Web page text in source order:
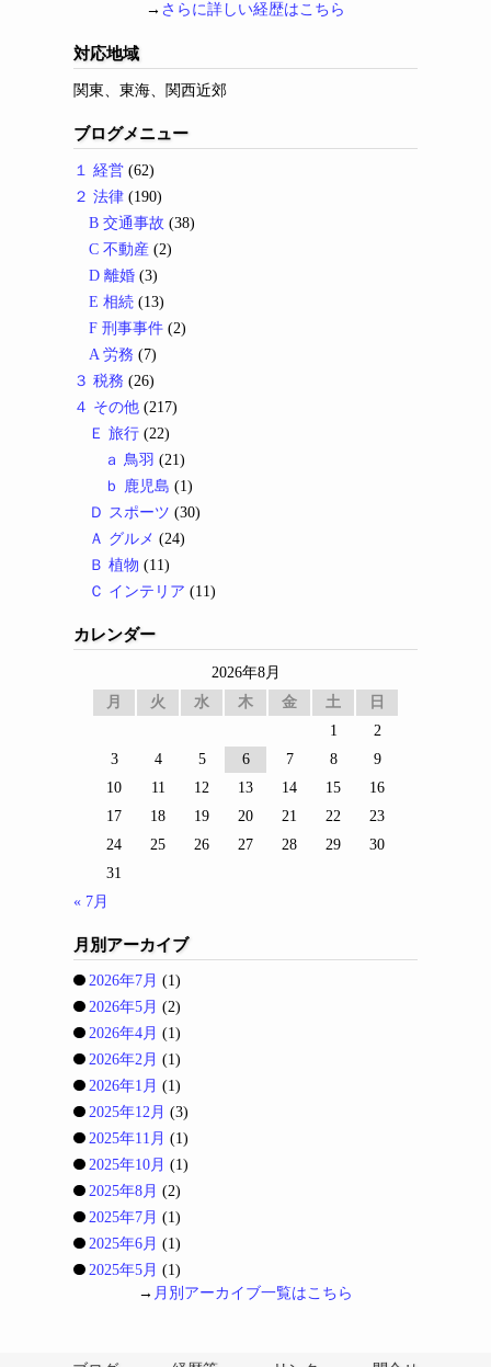
→ さらに詳しい経歴はこちら
対応地域
関東、東海、関西近郊
ブログメニュー
１ 経営 (62)
２ 法律 (190)
B 交通事故 (38)
C 不動産 (2)
D 離婚 (3)
E 相続 (13)
F 刑事事件 (2)
A 労務 (7)
３ 税務 (26)
４ その他 (217)
Ｅ 旅行 (22)
ａ 鳥羽 (21)
ｂ 鹿児島 (1)
Ｄ スポーツ (30)
Ａ グルメ (24)
Ｂ 植物 (11)
Ｃ インテリア (11)
カレンダー
2026年8月
月
火 水 木 金 土
日
1
2
3
4 5 6 7 8
9
10
11 12 13 14 15
16
17
18 19 20 21 22
23
24
25 26 27 28 29
30
31
« 7月
月別アーカイブ
2026年7月 (1)
2026年5月 (2)
2026年4月 (1)
2026年2月 (1)
2026年1月 (1)
2025年12月 (3)
2025年11月 (1)
2025年10月 (1)
2025年8月 (2)
2025年7月 (1)
2025年6月 (1)
2025年5月 (1)
→ 月別アーカイブ一覧はこちら